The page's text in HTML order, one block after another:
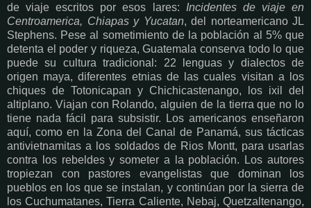
de viaje escritos por esos lares: Incidentes de viaje en
Centroamerica, Chiapas y Yucatan, del norteamericano JL
Stephens. Pese al sometimiento de la población al 5% que
detenta el poder y riqueza, Guatemala conserva todo lo que
puede su cultura tradicional: 22 lenguas y dialectos de
origen maya, diferentes etnias de las cuales visitan a los
chiques de Totonicapan y Chichicastenango, los ixil del
altiplano. Viajan con Rolando, alguien de la tierra que no lo
tiene nada fácil para subsistir. Los americanos enseñaron
aquí, como en la Zona del Canal de Panamá, sus tácticas
antivietnamitas a los soldados de Rios Montt, para usarlas
contra los rebeldes y someter a la población. Los autores
tropiezan con pastores evangelistas que dominan los
pueblos en los que se instalan, y continúan por la sierra de
los Cuchumatanes, Tierra Caliente, Nebaj, Quetzaltenango,